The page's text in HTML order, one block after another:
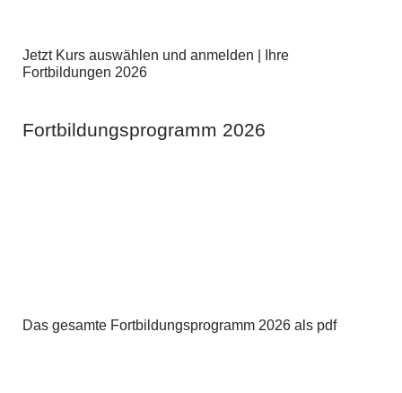
Jetzt Kurs auswählen und anmelden | Ihre
Fortbildungen 2026
Fortbildungsprogramm 2026
Das gesamte Fortbildungsprogramm 2026 als pdf